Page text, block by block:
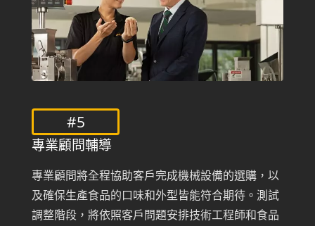
#5
專業顧問輔導
專業顧問將全程協助客戶完成機械設備的選購，以
及確保生產食品的口味和外型皆能符合期待。測試
調整階段，將依照客戶問題安排技術工程師和食品